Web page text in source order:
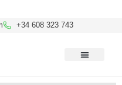
+34 608 323 743